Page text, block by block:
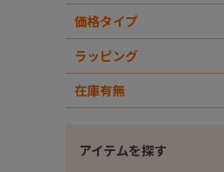
価格タイプ
ラッピング
在庫有無
アイテムを探す